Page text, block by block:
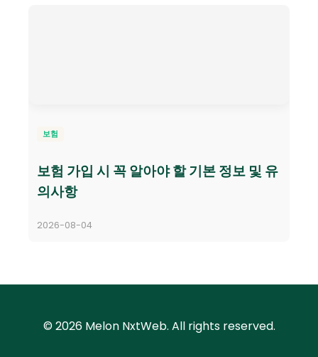
보험
보험 가입 시 꼭 알아야 할 기본 정보 및 유
의사항
2026-08-04
© 2026 Melon NxtWeb. All rights reserved.